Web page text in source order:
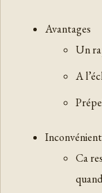
Avantages
Un
A
Ca